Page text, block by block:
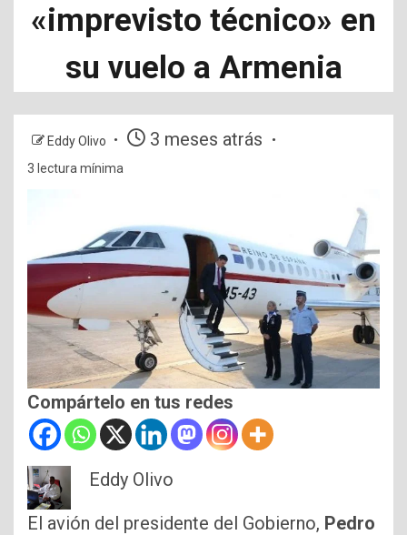
«imprevisto técnico» en
su vuelo a Armenia
Eddy Olivo 3 meses atrás
3 lectura mínima
Compártelo en tus redes
Eddy Olivo
El avión del presidente del Gobierno, Pedro